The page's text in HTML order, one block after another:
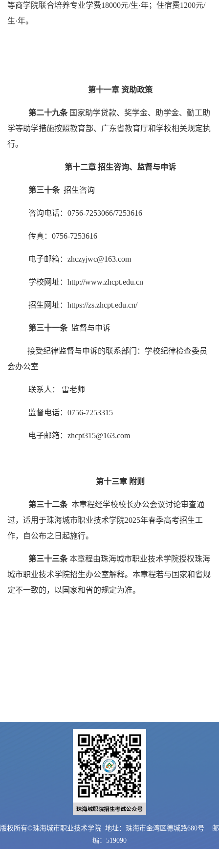
等商学院联合培养专业学费18000元/生·年；住宿费1200元/
生·年。
第十一章 资助政策
第二十九条 国家助学贷款、奖学金、助学金、勤工助
学等助学措施按照教育部、广东省教育厅和学校相关规定执
行。
第十二章 招生咨询、监督与申诉
第三十条 招生咨询
咨询电话： 0756-7253066/7253616
传真： 0756-7253616
电子邮箱： zhczyjwc@163.com
学校网址： http://www.zhcpt.edu.cn
招生网址： https://zs.zhcpt.edu.cn/
第三十一条 监督与申诉
接受纪律监督与申诉的联系部门：学校纪律检查委员
会办公室
联系人： 雷老师
监督电话： 0756-7253315
电子邮箱： zhcpt315@163.com
第十三章 附则
第三十二条 本章程经学校校长办公会议讨论审查通
过，适用于珠海城市职业技术学院2025年春季高考招生工
作，自公布之日起施行。
第三十三条 本章程由珠海城市职业技术学院授权珠海
城市职业技术学院招生办公室解释。本章程若与国家和省规
定不一致的，以国家和省的规定为准。
版权所有©珠海城市职业技术学院 地址：珠海市金湾区德城路680号 邮
编：519090